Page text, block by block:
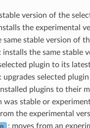
version of the
the experimental
same stable version of
: installs the same stable
plugin to its
: upgrades selected
plugins to their
stable or
the experimental
: moves from an